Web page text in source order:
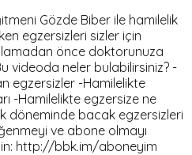
Gözde Biber ile hamilelik
egzersizleri sizler için
önce doktorunuza
videoda neler bulabilirsiniz? -
egzersizler -Hamilelikte
-Hamilelikte egzersize ne
döneminde bacak egzersizleri
ve abone olmayı
http://bbk.im/aboneyim